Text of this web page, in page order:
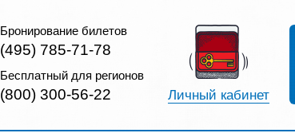
Бронирование билетов
(495) 785-71-78
Бесплатный для регионов
(800) 300-56-22 Личный кабинет